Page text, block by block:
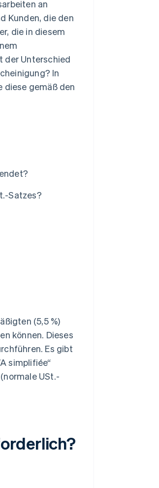
an
Kunden, die den
die in diesem
der Unterschied
In
diese gemäß den
Satzes?
(5,5 %)
können. Dieses
Es gibt
simplifiée“
USt.-